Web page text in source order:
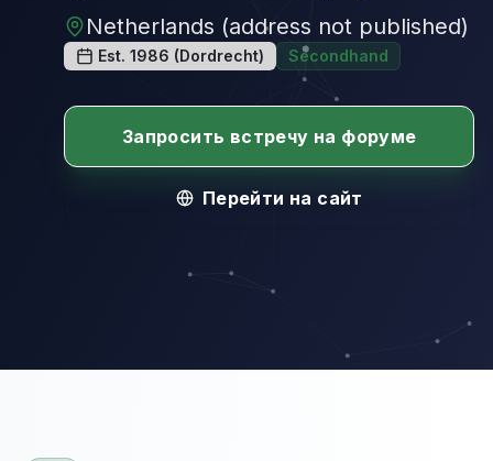
Netherlands (address not published)
Est. 1986 (Dordrecht) Secondhand
Запросить встречу на форуме
Перейти на сайт